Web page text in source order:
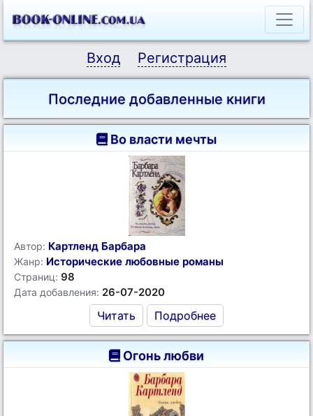
Вход Регистрация
Последние добавленные книги
Во власти мечты
Автор: Картленд Барбара
Жанр: Исторические любовные романы
Страниц: 98
Дата добавления: 26-07-2020
Читать Подробнее
Огонь любви